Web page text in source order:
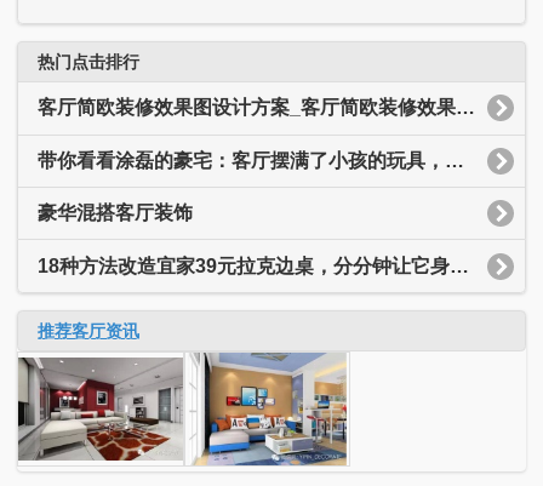
热门点击排行
客厅简欧装修效果图设计方案_客厅简欧装修效果图大全
带你看看涂磊的豪宅：客厅摆满了小孩的玩具，装修简约又温馨
豪华混搭客厅装饰
18种方法改造宜家39元拉克边桌，分分钟让它身价翻十倍
推荐客厅资讯